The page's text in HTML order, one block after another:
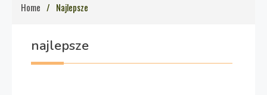
Home Najlepsze
najlepsze